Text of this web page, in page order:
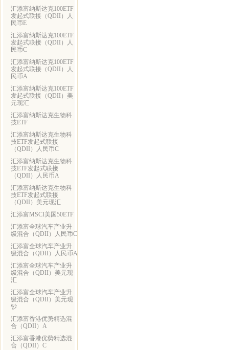
汇添富纳斯达克100ETF
发起式联接（QDII）人
民币E
汇添富纳斯达克100ETF
发起式联接（QDII）人
民币C
汇添富纳斯达克100ETF
发起式联接（QDII）人
民币A
汇添富纳斯达克100ETF
发起式联接（QDII）美
元现汇
汇添富纳斯达克生物科
技ETF
汇添富纳斯达克生物科
技ETF发起式联接
（QDII）人民币C
汇添富纳斯达克生物科
技ETF发起式联接
（QDII）人民币A
汇添富纳斯达克生物科
技ETF发起式联接
（QDII）美元现汇
汇添富MSCI美国50ETF
汇添富全球汽车产业升
级混合（QDII）人民币C
汇添富全球汽车产业升
级混合（QDII）人民币A
汇添富全球汽车产业升
级混合（QDII）美元现
汇
汇添富全球汽车产业升
级混合（QDII）美元现
钞
汇添富香港优势精选混
合（QDII）A
汇添富香港优势精选混
合（QDII）C